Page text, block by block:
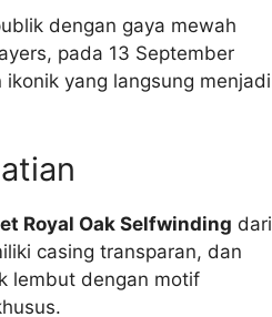
dengan gaya mewah
pada 13 September
yang langsung menjadi
Royal Oak Selfwinding dari
casing transparan, dan
lembut dengan motif